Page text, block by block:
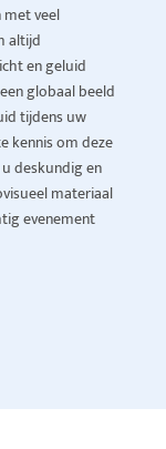
met veel
altijd
en geluid
globaal beeld
tijdens uw
kennis om deze
deskundig en
materiaal
evenement